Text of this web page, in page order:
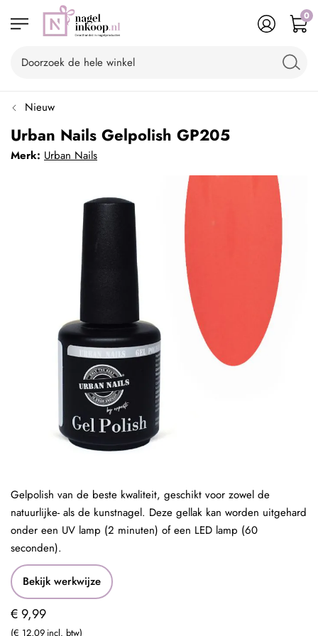
0
Nieuw
Urban Nails Gelpolish GP205
Merk: Urban Nails
Bekijk werkwijze
€ 9,99
€ 12,09
Gelpolish van de beste kwaliteit, geschikt voor zowel de
natuurlijke- als de kunstnagel. Deze gellak kan worden uitgehard
onder een UV lamp (2 minuten) of een LED lamp (60
seconden).